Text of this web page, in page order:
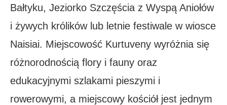
Bałtyku, Jeziorko Szczęścia z Wyspą Aniołów
i żywych królików lub letnie festiwale w wiosce
Naisiai. Miejscowość Kurtuveny wyróżnia się
różnorodnością flory i fauny oraz
edukacyjnymi szlakami pieszymi i
rowerowymi, a miejscowy kościół jest jednym